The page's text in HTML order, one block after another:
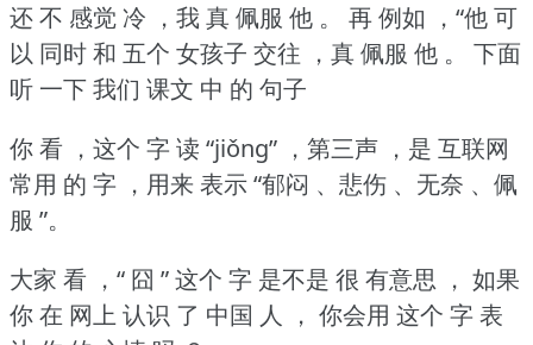
还 不 感觉 冷 ，我 真 佩服 他 。
再 例如 ，“他 可
以 同时 和 五个 女孩子 交往 ，真 佩服 他 。
下面
听 一下 我们 课文 中 的 句子
你 看 ，这个 字 读 “jiǒng” ，第三声 ，是 互联网
常用 的 字 ，用来 表示 “郁闷 、悲伤 、无奈 、佩
服 ”。
大家 看 ，“ 囧 ” 这个 字 是不是 很 有意思 ， 如果
你 在 网上 认识 了 中国 人 ， 你会用 这个 字 表